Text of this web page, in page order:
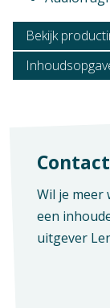
Keuken,
&
Vak
K0959,
SBU
240
E+Boek
Bekijk
Wil je meer
een
uitgever